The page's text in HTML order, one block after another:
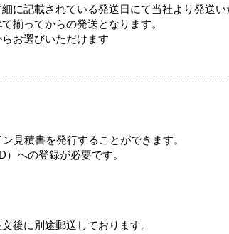
に記載されている発送日にて当社より発送い
揃ってからの発送となります。
お選びいただけます
見積書を発行することができます。
への登録が必要です。
後に別途郵送しております。